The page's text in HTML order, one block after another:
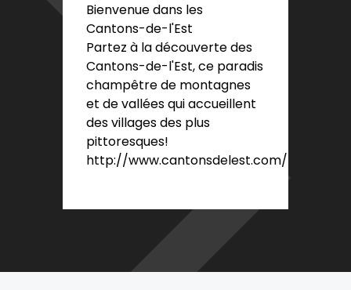
Bienvenue dans les
Cantons-de-l'Est
Partez à la découverte des
Cantons-de-l'Est, ce paradis
champêtre de montagnes
et de vallées qui accueillent
des villages des plus
pittoresques!
http://www.cantonsdelest.com/